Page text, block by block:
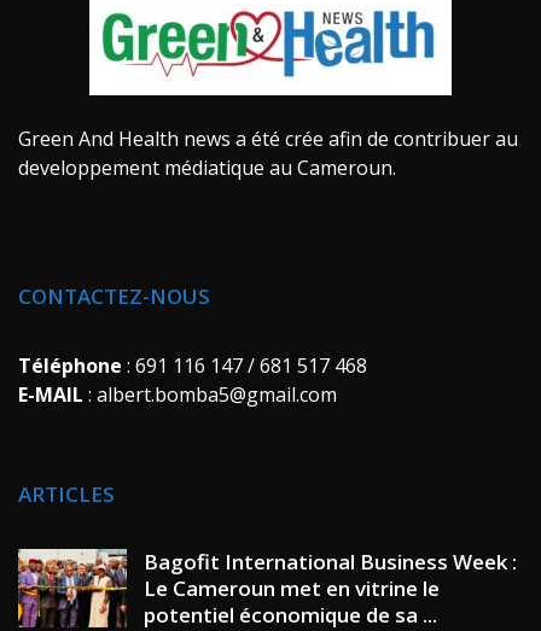
Green And Health news a été crée afin de contribuer au
developpement médiatique au Cameroun.
CONTACTEZ-NOUS
Téléphone : 691 116 147 / 681 517 468
E-MAIL : albert.bomba5@gmail.com
ARTICLES
Bagofit International Business Week :
Le Cameroun met en vitrine le
potentiel économique de sa ...